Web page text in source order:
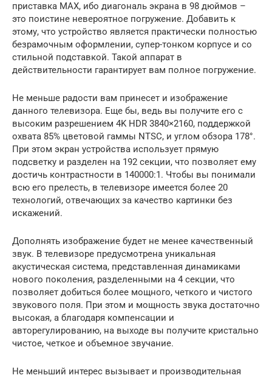
приставка MAX, ибо диагональ экрана в 98 дюймов –
это поистине невероятное погружение. Добавить к
этому, что устройство является практически полностью
безрамочным оформлении, супер-тонком корпусе и со
стильной подставкой. Такой аппарат в
действительности гарантирует вам полное погружение.
Не меньше радости вам принесет и изображение
данного телевизора. Еще бы, ведь вы получите его с
высоким разрешением 4K HDR 3840×2160, поддержкой
охвата 85% цветовой гаммы NTSC, и углом обзора 178°.
При этом экран устройства использует прямую
подсветку и разделен на 192 секции, что позволяет ему
достичь контрастности в 140000:1. Чтобы вы понимали
всю его прелесть, в телевизоре имеется более 20
технологий, отвечающих за качество картинки без
искажений.
Дополнять изображение будет не менее качественный
звук. В телевизоре предусмотрена уникальная
акустическая система, представленная динамиками
нового поколения, разделенными на 4 секции, что
позволяет добиться более мощного, четкого и чистого
звукового поля. При этом и мощность звука достаточно
высокая, а благодаря компенсации и
авторегулированию, на выходе вы получите кристально
чистое, четкое и объемное звучание.
Не меньший интерес вызывает и производительная